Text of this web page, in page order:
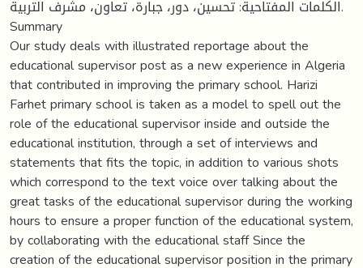
الكلمات المفتاحية: تحسين، دور، جبارة، تعاون، مشرف التربية.
Summary
Our study deals with illustrated reportage about the
educational supervisor post as a new experience in Algeria
that contributed in improving the primary school. Harizi
Farhet primary school is taken as a model to spell out the
role of the educational supervisor inside and outside the
educational institution, through a set of interviews and
statements that fits the topic, in addition to various shots
which correspond to the text voice over talking about the
great tasks of the educational supervisor during the working
hours to ensure a proper function of the educational system,
by collaborating with the educational staff Since the
creation of the educational supervisor position in the primary